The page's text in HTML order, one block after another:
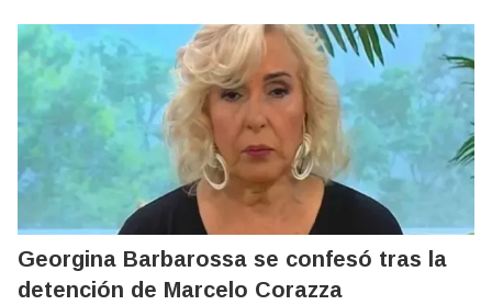
Georgina Barbarossa se confesó tras la
detención de Marcelo Corazza